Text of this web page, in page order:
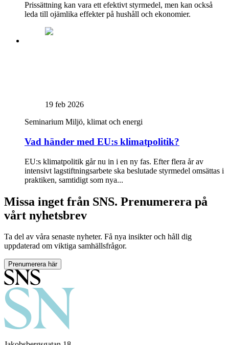
Prissättning kan vara ett efektivt styrmedel, men kan också
leda till ojämlika effekter på hushåll och ekonomier.
19 feb 2026
Seminarium Miljö, klimat och energi
Vad händer med EU:s klimatpolitik?
EU:s klimatpolitik går nu in i en ny fas. Efter flera år av
intensivt lagstiftningsarbete ska beslutade styrmedel omsättas i
praktiken, samtidigt som nya...
Missa inget från SNS. Prenumerera på
vårt nyhetsbrev
Ta del av våra senaste nyheter. Få nya insikter och håll dig
uppdaterad om viktiga samhällsfrågor.
Prenumerera här